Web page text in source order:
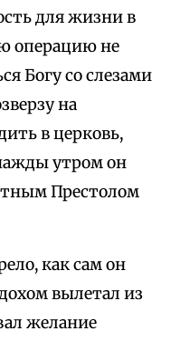
для жизни в
операцию не
Богу со слезами
на
в церковь,
утром он
Престолом
как сам он
вылетал из
желание